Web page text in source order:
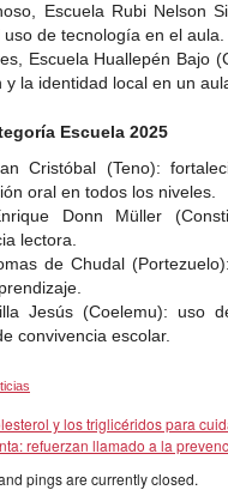
Escuela Rubi Nelson
de tecnología en el aula.
Escuela Huallepén Bajo
y la identidad local en un
Escuela 2025
Cristóbal (Teno):
oral en todos los niveles.
Donn Müller
lectora.
de Chudal
Jesús (Coelemu): uso
convivencia escolar.
y los triglicéridos para
refuerzan llamado a la
pings are currently closed.